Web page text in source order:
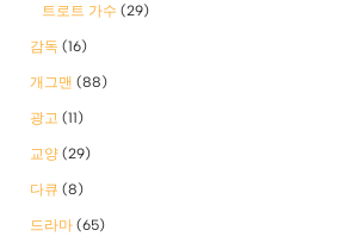
트로트 가수 (29)
감독 (16)
개그맨 (88)
광고 (11)
교양 (29)
다큐 (8)
드라마 (65)